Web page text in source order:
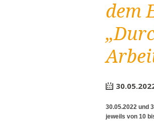
dem
30.05.2022 und
jeweils von 10